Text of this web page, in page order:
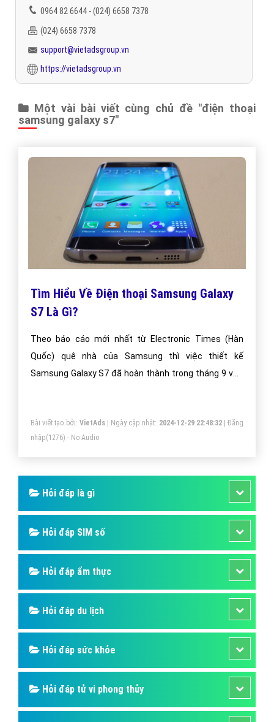
0964 82 6644 - (024) 6658 7378
(024) 6658 7378
support@vietadsgroup.vn
https://vietadsgroup.vn
Một vài bài viết cùng chủ đề "điện thoại
samsung galaxy s7"
Tìm Hiểu Về Điện thoại Samsung Galaxy
S7 Là Gì?
Theo báo cáo mới nhất từ Electronic Times (Hàn
Quốc) quê nhà của Samsung thì việc thiết kế
Samsung Galaxy S7 đã hoàn thành trong tháng 9 vừa
Bài viết tạo bởi: VietAds| Ngày cập nhật: 2024-12-29 22:48:32|Đăng
nhập(1276) - No Audio
Hỏi đáp là gì
Hỏi đáp SIM số
Hỏi đáp ẩm thực
Hỏi đáp du lịch
Hỏi đáp sức khỏe
Hỏi đáp tử vi phong thủy